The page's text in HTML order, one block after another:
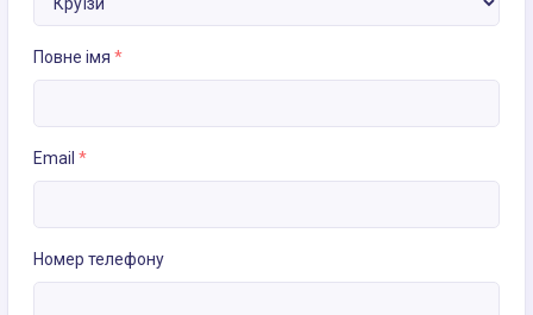
Повне імя *
Email *
Номер телефону